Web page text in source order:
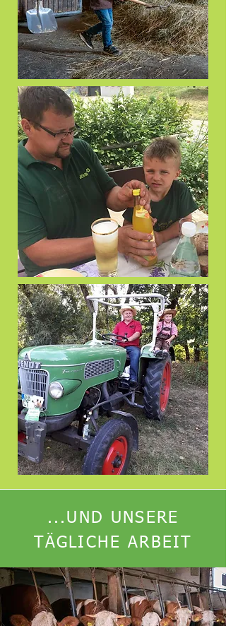
...UND UNSERE
TÄGLICHE ARBEIT